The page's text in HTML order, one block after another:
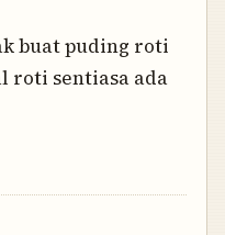
buat puding roti
roti sentiasa ada